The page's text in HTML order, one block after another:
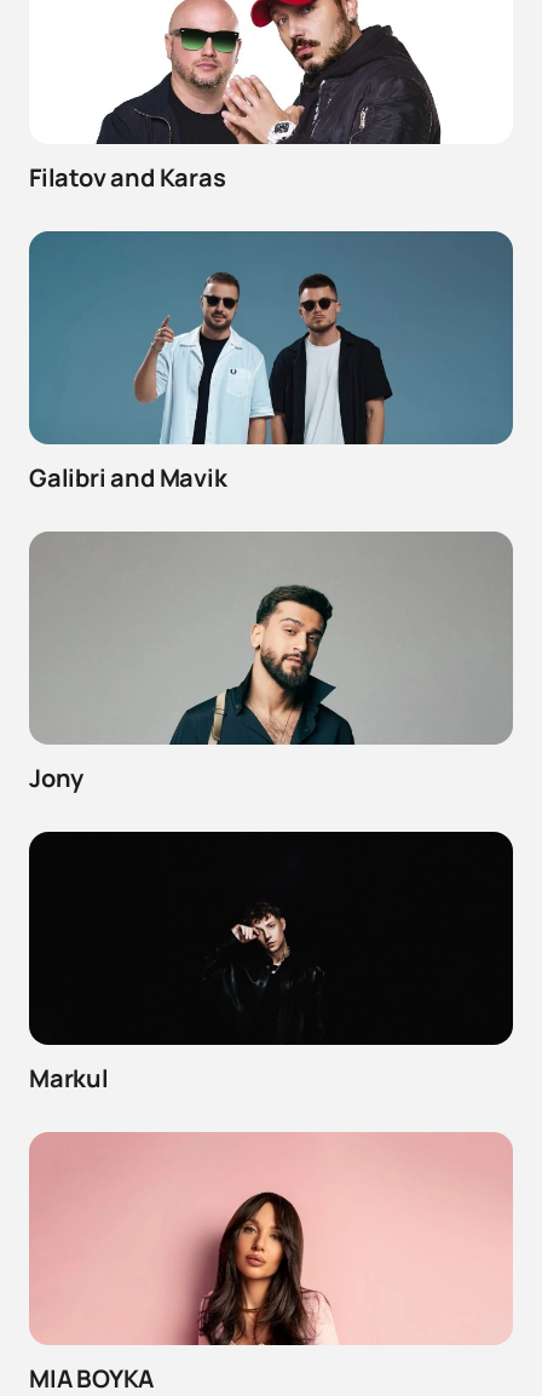
Filatov and Karas
Galibri and Mavik
Jony
Markul
MIA BOYKA